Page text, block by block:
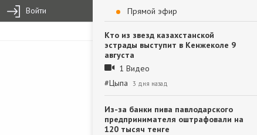
Войти Прямой эфир
Кто из звезд казахстанской
эстрады выступит в Кенжеколе 9
августа
1 Видео
#Цыпа 3 дня назад
Из-за банки пива павлодарского
предпринимателя оштрафовали на
120 тысяч тенге